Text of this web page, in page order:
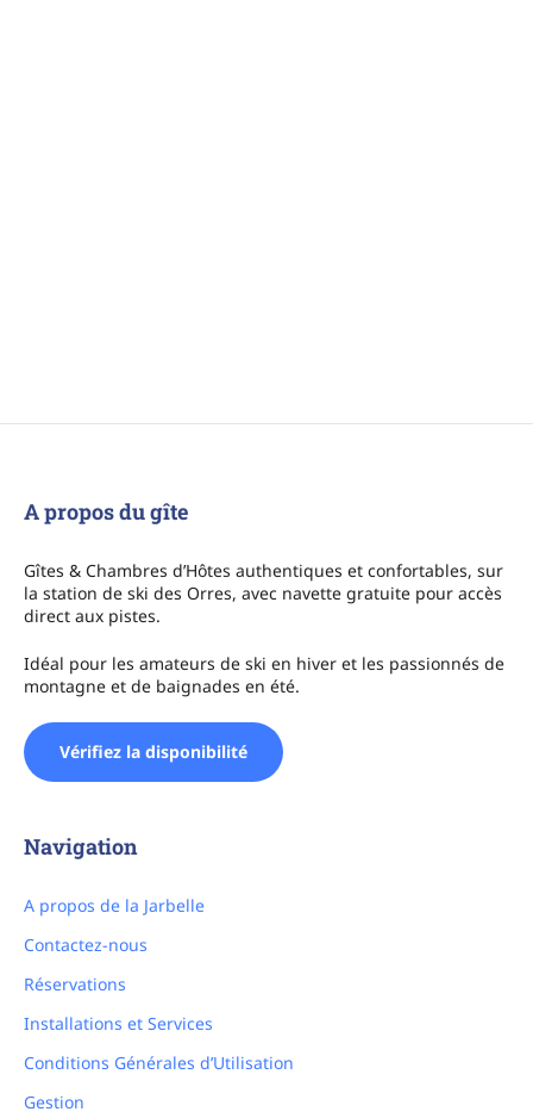
A propos du gîte
Gîtes & Chambres d’Hôtes authentiques et confortables, sur
la station de ski des Orres, avec navette gratuite pour accès
direct aux pistes.
Idéal pour les amateurs de ski en hiver et les passionnés de
montagne et de baignades en été.
Vérifiez la disponibilité
Navigation
A propos de la Jarbelle
Contactez-nous
Réservations
Installations et Services
Conditions Générales d’Utilisation
Gestion